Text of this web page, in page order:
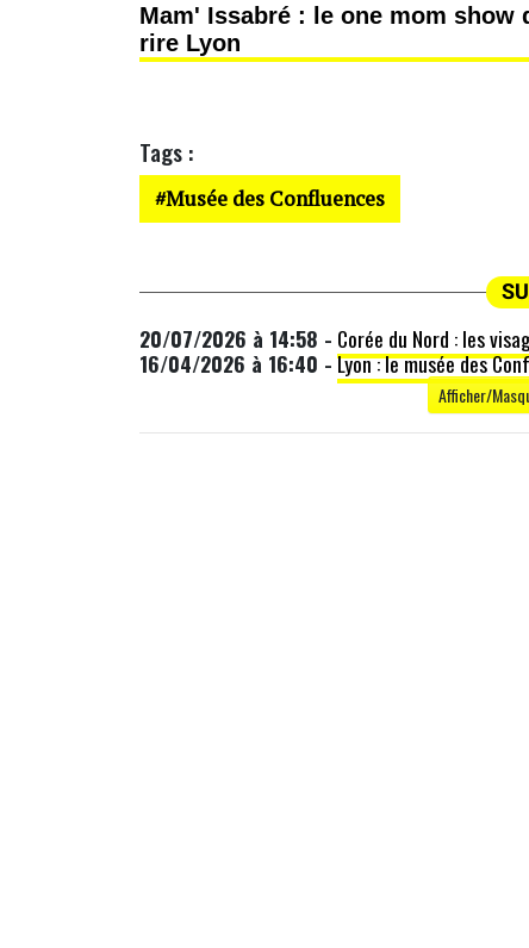
Mam' Issabré : le one mom show
rire Lyon
Tags :
Musée des Confluences
20/07/2026 à 14:58 - Corée du Nord : les
16/04/2026 à 16:40 -Lyon : le musée des
Afficher/